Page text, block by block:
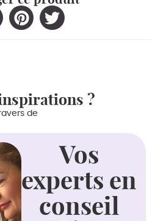
?
de
Vos
experts en
conseil